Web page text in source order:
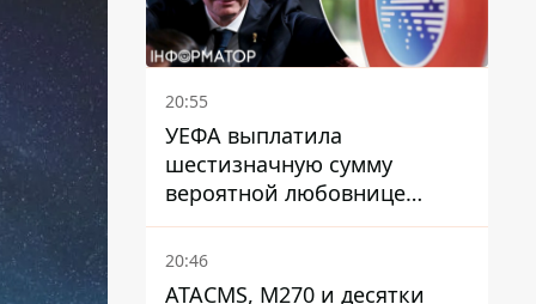
20:55
УЕФА выплатила
шестизначную сумму
вероятной любовнице
Инфантино - The Telegraph
20:46
ATACMS, M270 и десятки